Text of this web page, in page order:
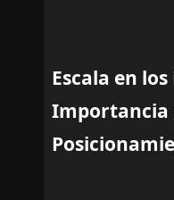
Escala en
Importancia